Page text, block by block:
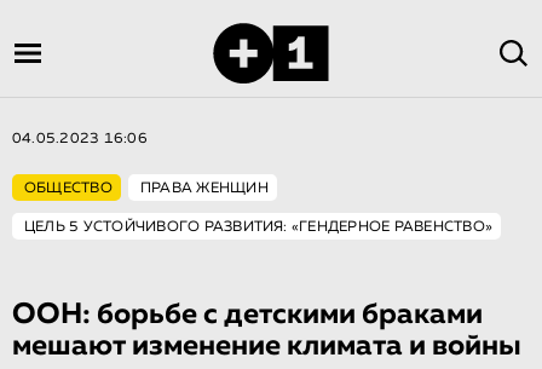
04.05.2023 16:06
ОБЩЕСТВО ПРАВА ЖЕНЩИН
ЦЕЛЬ 5 УСТОЙЧИВОГО РАЗВИТИЯ: «ГЕНДЕРНОЕ РАВЕНСТВО»
ООН: борьбе с детскими браками
мешают изменение климата и войны